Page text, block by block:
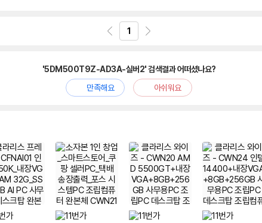
1
'5DM500T9Z-AD3A-실버2' 검색결과 어떠셨나요?
만족해요
아쉬워요